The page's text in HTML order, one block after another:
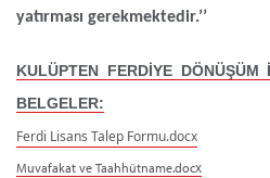
yatırması gerekmektedir.’’
KULÜPTEN FERDİYE
BELGELER:
Ferdi Lisans Talep Formu.docx
Muvafakat ve Taahhütname.docx